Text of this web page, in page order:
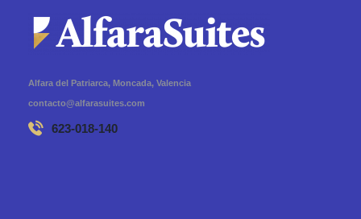
Alfara del Patriarca, Moncada, Valencia
contacto@alfarasuites.com
623-018-140